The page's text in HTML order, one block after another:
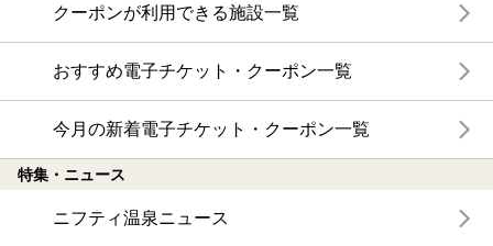
クーポンが利用できる施設一覧
おすすめ電子チケット・クーポン一覧
今月の新着電子チケット・クーポン一覧
特集・ニュース
ニフティ温泉ニュース